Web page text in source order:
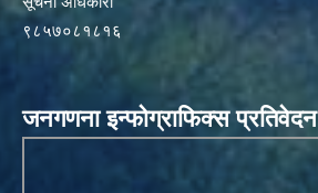
९८५७०८१८१६
जनगणना इन्फोग्राफिक्स प्रतिवेदन